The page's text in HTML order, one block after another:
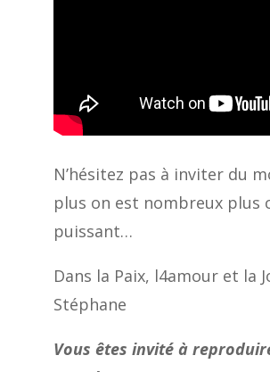
N’hésitez pas à inviter du
plus on est nombreux plus
puissant…
Dans la Paix, l4amour et la
Stéphane
Vous êtes invité à